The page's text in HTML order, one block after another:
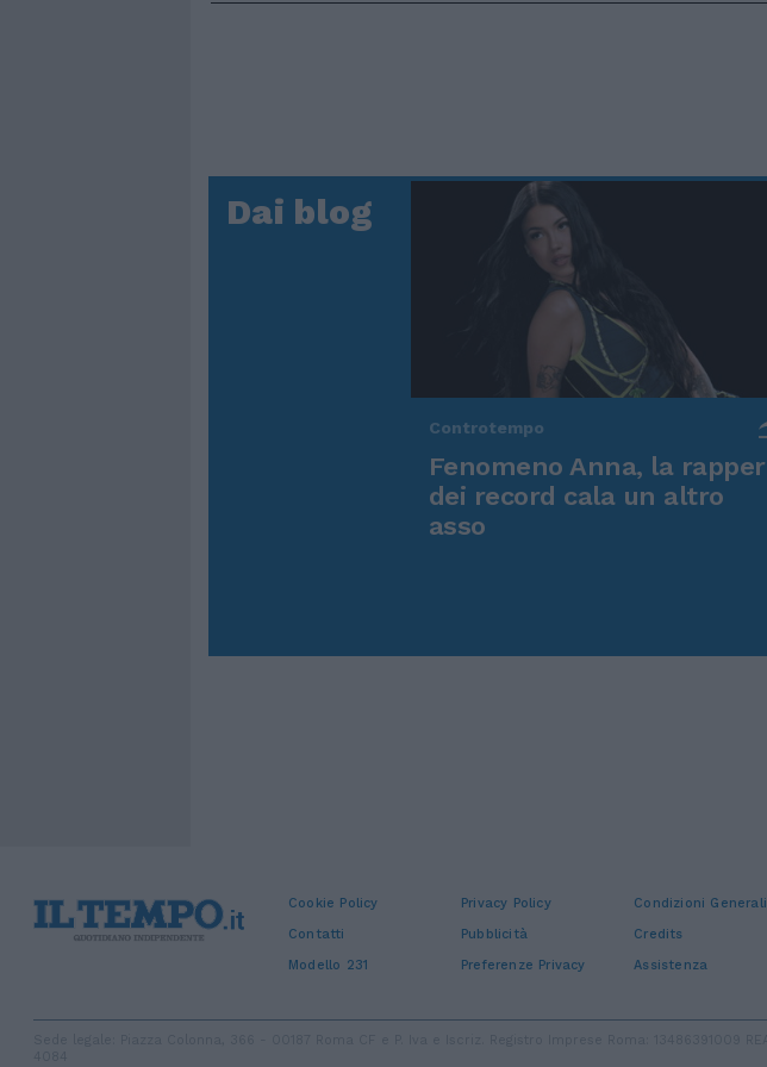
Dai blog
Controtempo
Fenomeno Anna, la rapper
dei record cala un altro
asso
Cookie Policy Privacy Policy
Condizioni Generali
Contatti
Pubblicità
Credits
Modello 231
Preferenze Privacy Assistenza